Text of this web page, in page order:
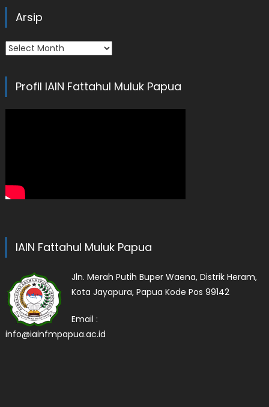
Arsip
Arsip
Profil IAIN Fattahul Muluk Papua
IAIN Fattahul Muluk Papua
Jln. Merah Putih Buper Waena, Distrik Heram,
Kota Jayapura, Papua Kode Pos 99142
Email :
info@iainfmpapua.ac.id